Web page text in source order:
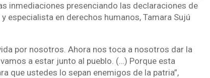
inmediaciones presenciando las declaraciones de
especialista en derechos humanos, Tamara Sujú
por nosotros. Ahora nos toca a nosotros dar la
a estar junto al pueblo. (…) Porque esta
que ustedes lo sepan enemigos de la patria”,